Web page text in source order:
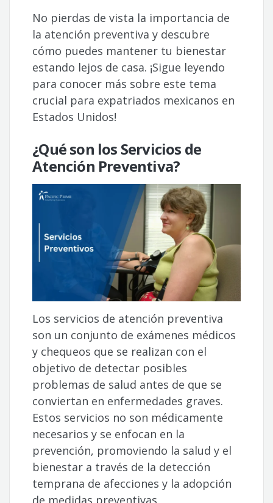
No pierdas de vista la importancia de
la atención preventiva y descubre
cómo puedes mantener tu bienestar
estando lejos de casa. ¡Sigue leyendo
para conocer más sobre este tema
crucial para expatriados mexicanos en
Estados Unidos!
¿Qué son los Servicios de
Atención Preventiva?
Los servicios de atención preventiva
son un conjunto de exámenes médicos
y chequeos que se realizan con el
objetivo de detectar posibles
problemas de salud antes de que se
conviertan en enfermedades graves.
Estos servicios no son médicamente
necesarios y se enfocan en la
prevención, promoviendo la salud y el
bienestar a través de la detección
temprana de afecciones y la adopción
de medidas preventivas.